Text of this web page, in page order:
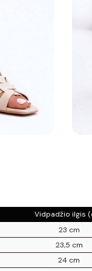
Vidpadžio ilgis
23 cm
23,5 cm
24 cm